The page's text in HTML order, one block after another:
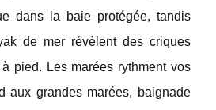
dans la baie protégée, tandis
de mer révèlent des criques
pied. Les marées rythment vos
aux grandes marées, baignade